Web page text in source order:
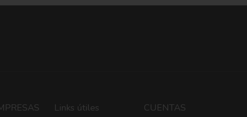
Links útiles CUENTAS